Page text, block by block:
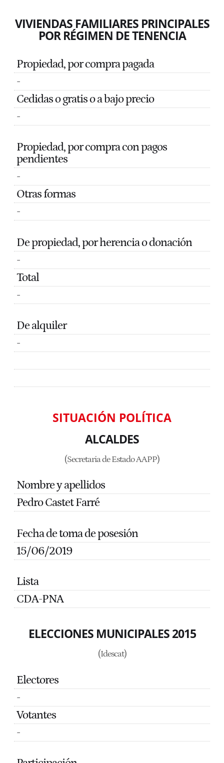
VIVIENDAS FAMILIARES PRINCIPALES
POR RÉGIMEN DE TENENCIA
Propiedad, por compra pagada
-
Cedidas o gratis o a bajo precio
-
Propiedad, por compra con pagos
pendientes
-
Otras formas
-
De propiedad, por herencia o donación
-
Total
-
De alquiler
-
SITUACIÓN POLÍTICA
ALCALDES
(Secretaria de Estado AAPP)
Nombre y apellidos
Pedro Castet Farré
Fecha de toma de posesión
15/06/2019
Lista
CDA-PNA
ELECCIONES MUNICIPALES 2015
(Idescat)
Electores
-
Votantes
-